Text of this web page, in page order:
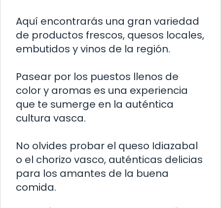
Aquí encontrarás una gran variedad
de productos frescos, quesos locales,
embutidos y vinos de la región.
Pasear por los puestos llenos de
color y aromas es una experiencia
que te sumerge en la auténtica
cultura vasca.
No olvides probar el queso Idiazabal
o el chorizo vasco, auténticas delicias
para los amantes de la buena
comida.